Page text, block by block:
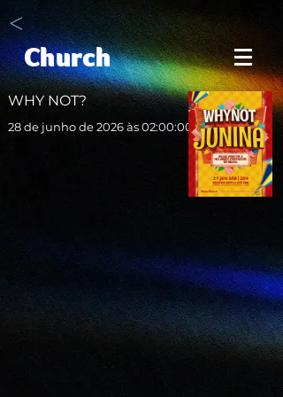
<
Church
WHY NOT?
28 de junho de 2026 às 02:00:00